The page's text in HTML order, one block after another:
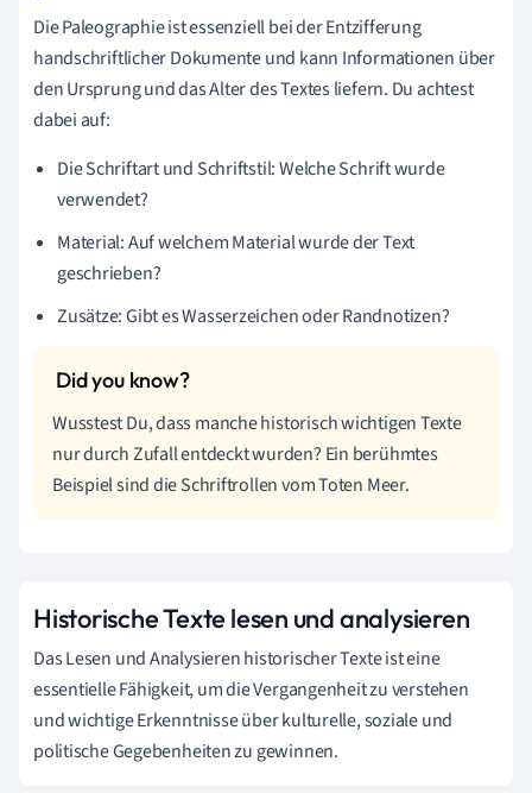
Die Paleographie ist essenziell bei der Entzifferung
handschriftlicher Dokumente und kann Informationen über
den Ursprung und das Alter des Textes liefern. Du achtest
dabei auf:
Die Schriftart und Schriftstil: Welche Schrift wurde
verwendet?
Material: Auf welchem Material wurde der Text
geschrieben?
Zusätze: Gibt es Wasserzeichen oder Randnotizen?
Wusstest Du, dass manche historisch wichtigen Texte
nur durch Zufall entdeckt wurden? Ein berühmtes
Beispiel sind die Schriftrollen vom Toten Meer.
Historische Texte lesen und analysieren
Das Lesen und Analysieren historischer Texte ist eine
essentielle Fähigkeit, um die Vergangenheit zu verstehen
und wichtige Erkenntnisse über kulturelle, soziale und
politische Gegebenheiten zu gewinnen.